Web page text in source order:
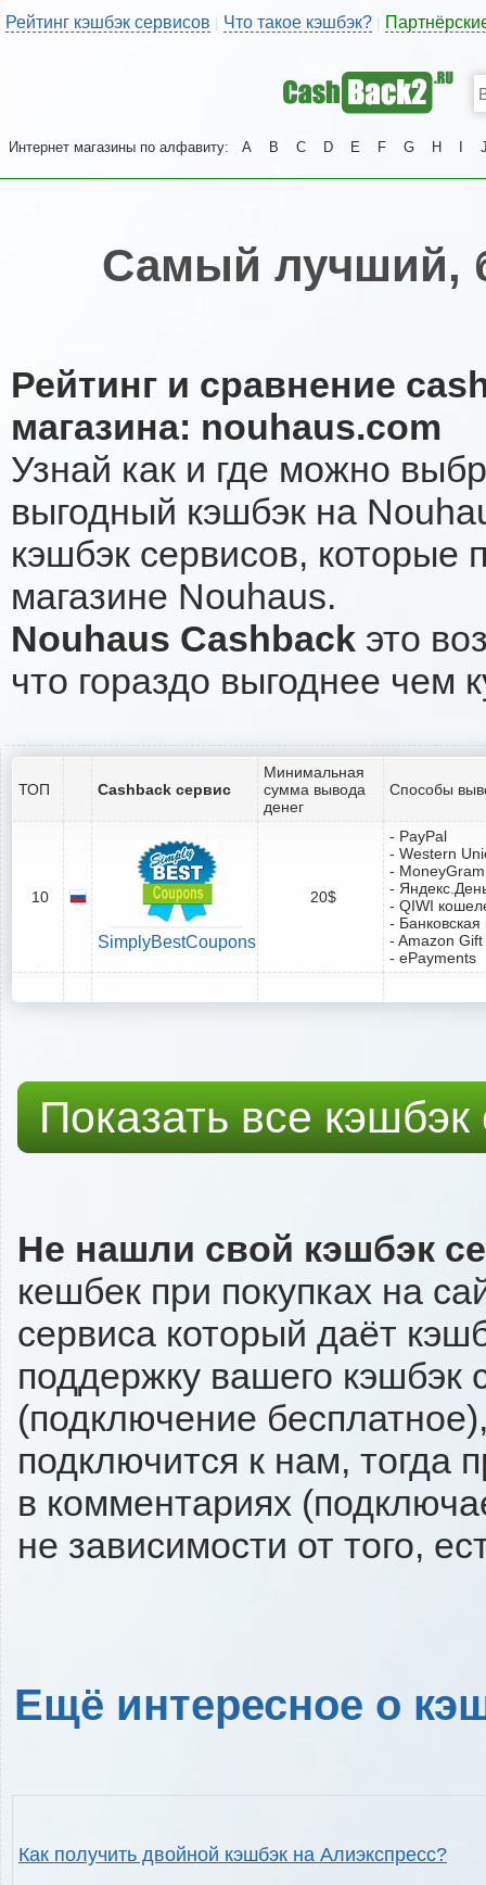
Рейтинг кэшбэк сервисов | Что такое кэшбэк?
Интернет магазины по алфавиту: A B C D E F G H
Самый лучший,
Рейтинг и сравнение
магазина: nouhaus.com
Узнай как и где можно
выгодный кэшбэк на
кэшбэк сервисов, которые
магазине Nouhaus.
Nouhaus Cashback это
что гораздо выгоднее чем
ТОП Cashback сервис
Минимальная
сумма вывода
денег
Способы
10
SimplyBestCoupons
20$
- PayPal
- Western
- MoneyGram
-
- QIWI
-
- Amazon
- ePayments
Показать все
Не нашли свой кэшбэк
кешбек при покупках на
сервиса который даёт
поддержку вашего кэшбэк
(подключение
подключится к нам, тогда
в комментариях
не зависимости от того,
Ещё интересное о
Как получить двойной кэшбэк на Алиэкспресс?